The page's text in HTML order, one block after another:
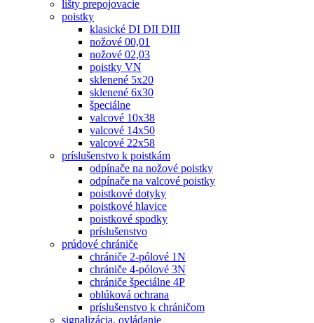
lišty prepojovacie
poistky
klasické DI DII DIII
nožové 00,01
nožové 02,03
poistky VN
sklenené 5x20
sklenené 6x30
špeciálne
valcové 10x38
valcové 14x50
valcové 22x58
príslušenstvo k poistkám
odpínače na nožové poistky
odpínače na valcové poistky
poistkové dotyky
poistkové hlavice
poistkové spodky
príslušenstvo
prúdové chrániče
chrániče 2-pólové 1N
chrániče 4-pólové 3N
chrániče špeciálne 4P
oblúková ochrana
príslušenstvo k chráničom
signalizácia, ovládanie